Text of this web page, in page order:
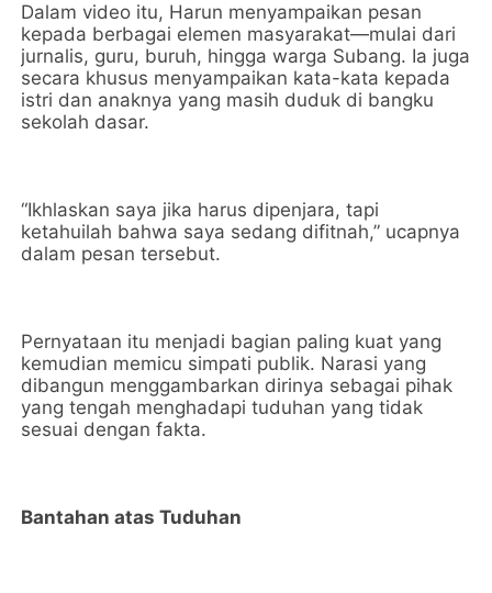
Dalam video itu, Harun menyampaikan pesan
kepada berbagai elemen masyarakat—mulai dari
jurnalis, guru, buruh, hingga warga Subang. Ia juga
secara khusus menyampaikan kata-kata kepada
istri dan anaknya yang masih duduk di bangku
sekolah dasar.
“Ikhlaskan saya jika harus dipenjara, tapi
ketahuilah bahwa saya sedang difitnah,” ucapnya
dalam pesan tersebut.
Pernyataan itu menjadi bagian paling kuat yang
kemudian memicu simpati publik. Narasi yang
dibangun menggambarkan dirinya sebagai pihak
yang tengah menghadapi tuduhan yang tidak
sesuai dengan fakta.
Bantahan atas Tuduhan